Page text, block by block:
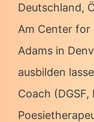
Deutschland,
Am Center for
Adams in
ausbilden
Coach